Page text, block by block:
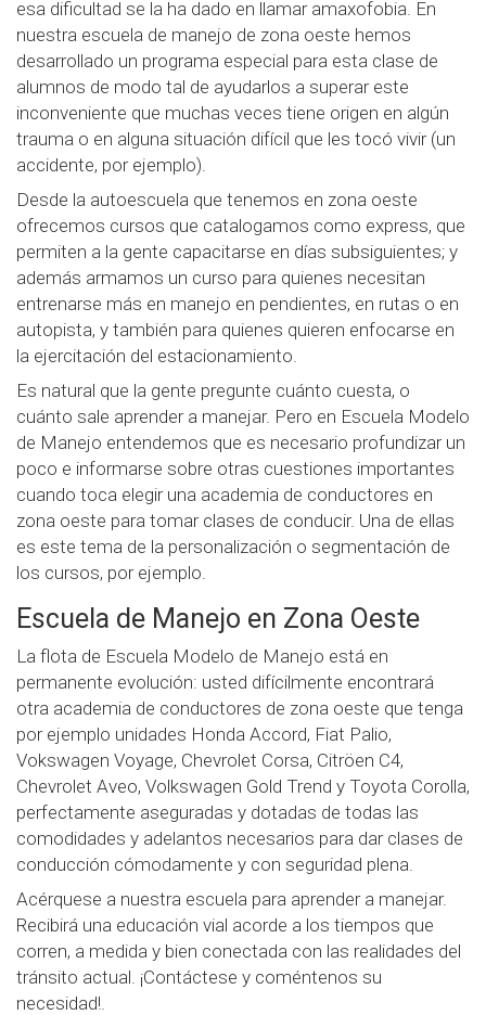
esa dificultad se la ha dado en llamar amaxofobia. En
nuestra escuela de manejo de zona oeste hemos
desarrollado un programa especial para esta clase de
alumnos de modo tal de ayudarlos a superar este
inconveniente que muchas veces tiene origen en algún
trauma o en alguna situación difícil que les tocó vivir (un
accidente, por ejemplo).
Desde la autoescuela que tenemos en zona oeste
ofrecemos cursos que catalogamos como express, que
permiten a la gente capacitarse en días subsiguientes; y
además armamos un curso para quienes necesitan
entrenarse más en manejo en pendientes, en rutas o en
autopista, y también para quienes quieren enfocarse en
la ejercitación del estacionamiento.
Es natural que la gente pregunte cuánto cuesta, o
cuánto sale aprender a manejar. Pero en Escuela Modelo
de Manejo entendemos que es necesario profundizar un
poco e informarse sobre otras cuestiones importantes
cuando toca elegir una academia de conductores en
zona oeste para tomar clases de conducir. Una de ellas
es este tema de la personalización o segmentación de
los cursos, por ejemplo.
Escuela de Manejo en Zona Oeste
La flota de Escuela Modelo de Manejo está en
permanente evolución: usted difícilmente encontrará
otra academia de conductores de zona oeste que tenga
por ejemplo unidades Honda Accord, Fiat Palio,
Vokswagen Voyage, Chevrolet Corsa, Citröen C4,
Chevrolet Aveo, Volkswagen Gold Trend y Toyota Corolla,
perfectamente aseguradas y dotadas de todas las
comodidades y adelantos necesarios para dar clases de
conducción cómodamente y con seguridad plena.
Acérquese a nuestra escuela para aprender a manejar.
Recibirá una educación vial acorde a los tiempos que
corren, a medida y bien conectada con las realidades del
tránsito actual. ¡Contáctese y coméntenos su
necesidad!.